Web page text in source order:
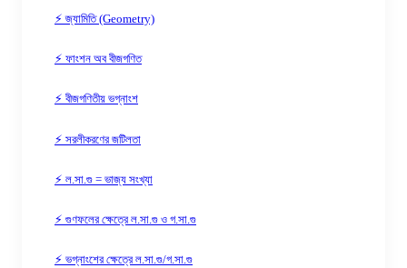
⚡ জ্যামিতি (Geometry)
⚡ ফাংশন অব বীজগণিত
⚡ বীজগণিতীয় ভগ্নাংশ
⚡ সরলীকরণের জটিলতা
⚡ ল.সা.গু = ভাজ্য সংখ্যা
⚡ গুণফলের ক্ষেত্রে ল.সা.গু ও গ.সা.গু
⚡ ভগ্নাংশের ক্ষেত্রে ল.সা.গু/গ.সা.গু